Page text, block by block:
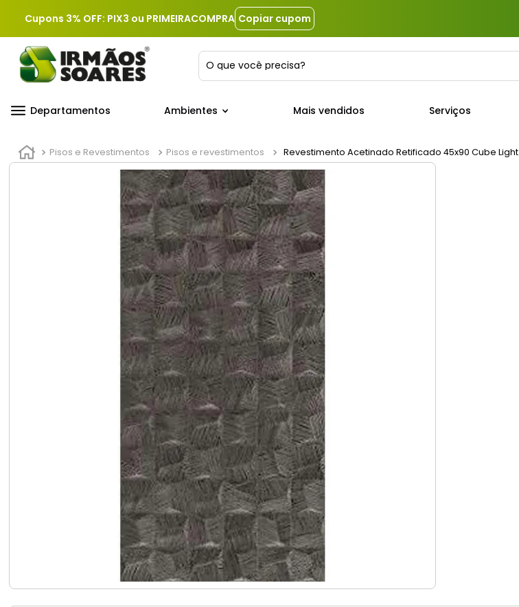
Cupons 3% OFF: PIX3 ou PRIMEIRACOMPRA Copiar cupom
O que você precisa?
Departamentos Ambientes Mais vendidos Serviços
Pisos e Revestimentos Pisos e revestimentos Revestimento Acetinado Retificado 45x90 Cube Light
2º
porcelanato
3º
4º
5 º
6º
7º
8 º
9º
10º